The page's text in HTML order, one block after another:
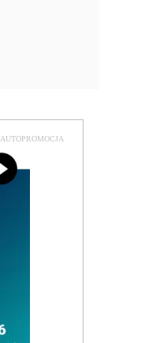
AUTOPROMOCJA